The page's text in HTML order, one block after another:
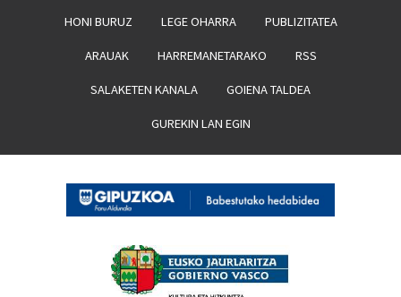
HONI BURUZ LEGE OHARRA PUBLIZITATEA
ARAUAK HARREMANETARAKO RSS
SALAKETEN KANALA GOIENA TALDEA
GUREKIN LAN EGIN